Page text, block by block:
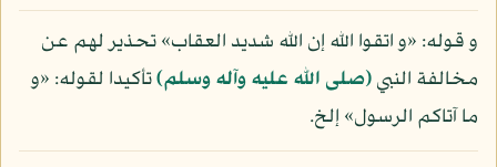
و قوله: «و اتقوا الله إن الله شديد العقاب» تحذير لهم عن
مخالفة النبي(صلى الله عليه وآله وسلم)تأكيدا لقوله: «و
ما آتاكم الرسول» إلخ.